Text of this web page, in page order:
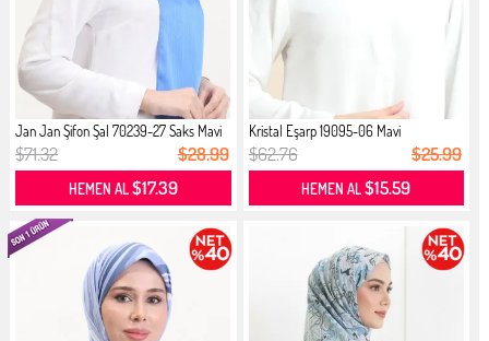
Jan Jan Şifon Şal 70239-27 Saks Mavi
$71.32 $28.99
HEMEN AL$17.39
Kristal Eşarp 19095-06 Mavi
$62.76 $25.99
HEMEN AL$15.59